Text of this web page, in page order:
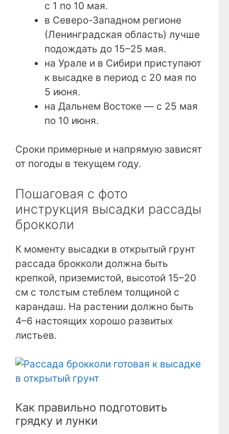
с 1 по 10 мая.
в Северо-Западном регионе
(Ленинградская область) лучше
подождать до 15–25 мая.
на Урале и в Сибири приступают
к высадке в период с 20 мая по
5 июня.
на Дальнем Востоке — с 25 мая
по 10 июня.
Сроки примерные и напрямую зависят
от погоды в текущем году.
Пошаговая с фото
инструкция высадки рассады
брокколи
К моменту высадки в открытый грунт
рассада брокколи должна быть
крепкой, приземистой, высотой 15–20
см с толстым стеблем толщиной с
карандаш. На растении должно быть
4–6 настоящих хорошо развитых
листьев.
Как правильно подготовить
грядку и лунки